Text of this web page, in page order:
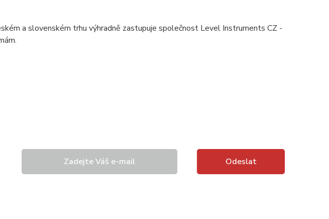
a slovenském trhu výhradně zastupuje společnost Level Instruments CZ -